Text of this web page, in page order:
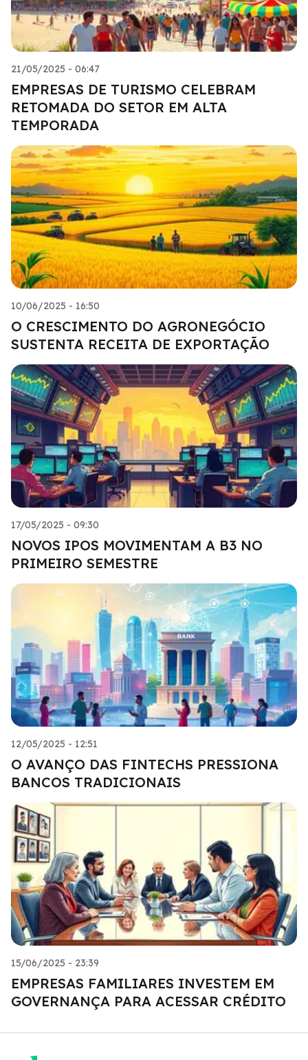
21/05/2025 - 06:47
EMPRESAS DE TURISMO CELEBRAM
RETOMADA DO SETOR EM ALTA
TEMPORADA
10/06/2025 - 16:50
O CRESCIMENTO DO AGRONEGÓCIO
SUSTENTA RECEITA DE EXPORTAÇÃO
17/05/2025 - 09:30
NOVOS IPOS MOVIMENTAM A B3 NO
PRIMEIRO SEMESTRE
12/05/2025 - 12:51
O AVANÇO DAS FINTECHS PRESSIONA
BANCOS TRADICIONAIS
15/06/2025 - 23:39
EMPRESAS FAMILIARES INVESTEM EM
GOVERNANÇA PARA ACESSAR CRÉDITO